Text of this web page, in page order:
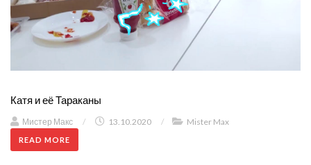
Катя и её Тараканы
Мистер Макс / 13.10.2020 / Mister Max
READ MORE